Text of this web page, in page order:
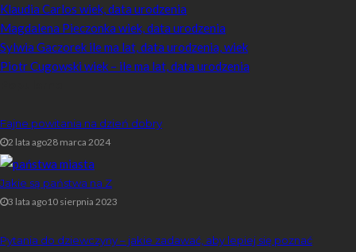
Klaudia Carlos wiek, data urodzenia
Magdalena Pieczonka wiek, data urodzenia
Sylwia Gaczorek ile ma lat, data urodzenia, wiek
Piotr Cugowski wiek – ile ma lat, data urodzenia
Fajne powitania na dzień dobry
2 lata ago28 marca 2024
Jakie są państwa na Z
3 lata ago10 sierpnia 2023
Pytania do dziewczyny – jakie zadawać, aby lepiej się poznać